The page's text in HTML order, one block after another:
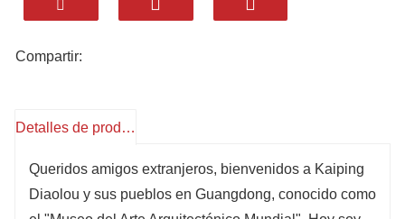
romanos). Más de 100 torres únicas.
Los kaiping trabajaron en EE. UU. y Canadá y
sus familias. Cada uno tiene una historia de
4. Vistas tranquilas al campo
Diaolou con campos de arroz, estanques y
Compartir:
Detalles de producto
Queridos amigos extranjeros, bienvenidos a Kaiping
Diaolou y sus pueblos en Guangdong, conocido como